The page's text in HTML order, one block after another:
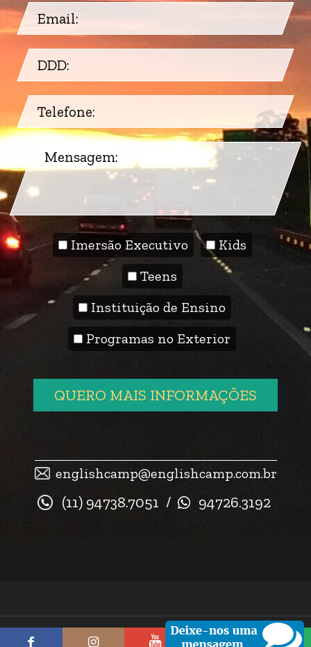
Imersão Executivo
Kids
Teens
Instituição de Ensino
Programas no Exterior
QUERO MAIS INFORMAÇÕES
englishcamp@englishcamp.com.br
(11) 94738.7051 / 94726.3192
© 2026 English Camp. Todos os direitos reservados.